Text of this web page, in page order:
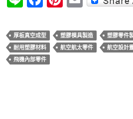
e e
b
o
er
es
ail
厚板真空成型 塑膠模具製造 塑膠零件
耐用塑膠材料
航空航太零件 航空設計
飛機內部零件